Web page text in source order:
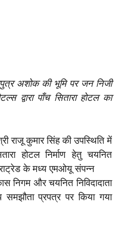
अशोक की भूमि पर जन निजी
द्वारा पाँच सितारा होटल का
राजू कुमार सिंह की उपस्थिति में
होटल निर्माण हेतु चयनित
के मध्य एमओयू संपन्न
निगम और चयनित निविदादाता
प्रपत्र पर किया गया